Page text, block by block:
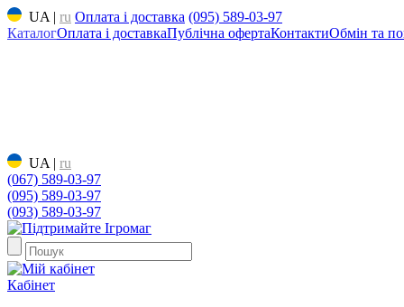
UA | ru Оплата і доставка (095) 589-03-97
КаталогОплата і доставкаПублічна офертаКонтактиОбмін та
UA | ru
(067) 589-03-97
(095) 589-03-97
(093) 589-03-97
Кабінет